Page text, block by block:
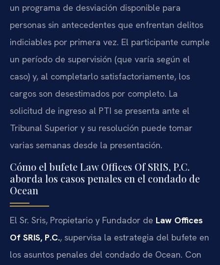
un programa de desviación disponible para
personas sin antecedentes que enfrentan delitos
indiciables por primera vez. El participante cumple
un período de supervisión (que varía según el
caso) y, al completarlo satisfactoriamente, los
cargos son desestimados por completo. La
solicitud de ingreso al PTI se presenta ante el
Tribunal Superior y su resolución puede tomar
varias semanas desde la presentación.
Cómo el bufete Law Offices Of SRIS, P.C.
aborda los casos penales en el condado de
Ocean
El Sr. Sris, Propietario y Fundador de Law Offices
Of SRIS, P.C., supervisa la estrategia del bufete en
los asuntos penales del condado de Ocean. Con